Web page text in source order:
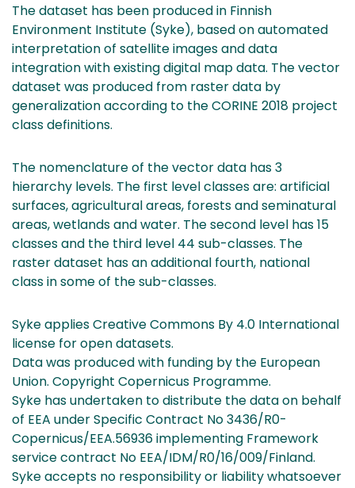
The dataset has been produced in Finnish
Environment Institute (Syke), based on automated
interpretation of satellite images and data
integration with existing digital map data. The vector
dataset was produced from raster data by
generalization according to the CORINE 2018 project
class definitions.
The nomenclature of the vector data has 3
hierarchy levels. The first level classes are: artificial
surfaces, agricultural areas, forests and seminatural
areas, wetlands and water. The second level has 15
classes and the third level 44 sub-classes. The
raster dataset has an additional fourth, national
class in some of the sub-classes.
Syke applies Creative Commons By 4.0 International
license for open datasets.
Data was produced with funding by the European
Union. Copyright Copernicus Programme.
Syke has undertaken to distribute the data on behalf
of EEA under Specific Contract No 3436/R0-
Copernicus/EEA.56936 implementing Framework
service contract No EEA/IDM/R0/16/009/Finland.
Syke accepts no responsibility or liability whatsoever